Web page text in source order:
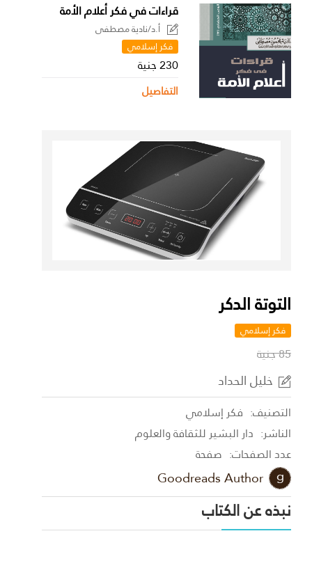
قراءات في فكر أعلام الأمة
أ.د/نادية مصطفى
فكر إسلامي
230 جنية
التفاصيل
التوتة الدكر
فكر إسلامي
85 جنية
خليل الحداد
التصنيف: فكر إسلامي
الناشر: دار البشير للثقافة والعلوم
عدد الصفحات: صفحة
Goodreads Author
نبذه عن الكتاب